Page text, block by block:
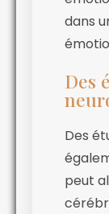
dans
Des
Des
peut